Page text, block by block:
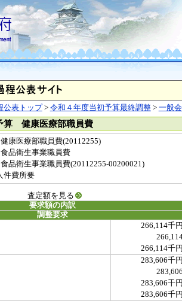
公表トップ> 令和４年度当初予算最終調整> 一般
算 健康医療部職員費
健康医療部職員費(20112255)
食品衛生事業職員費
食品衛生事業職員費(20112255-00200021)
件費所要
査定額を見る
要求額の内訳
調整要求
266,114千
266,114千
283,606千
283,606千
283,606千